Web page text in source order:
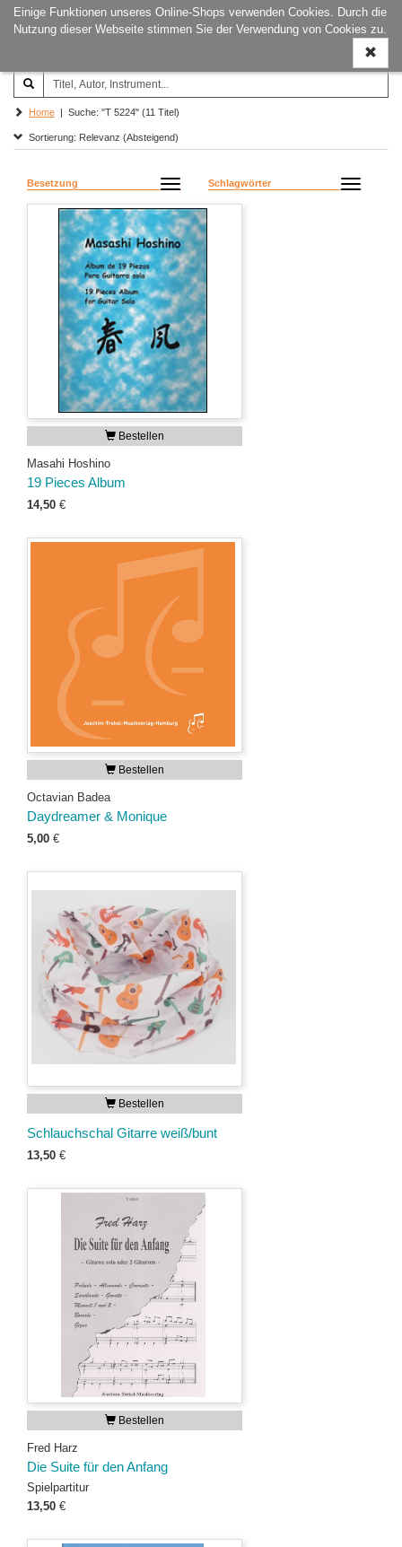
Einige Funktionen unseres Online-Shops verwenden Cookies. Durch die
Nutzung dieser Webseite stimmen Sie der Verwendung von Cookies zu.
ein-/
Joachim‐Trekel‐Musikverlag,
Hamburg
Home | Suche: "T 5224" (11 Titel)
Sortierung: Relevanz (Absteigend)
Besetzung Schlagwörter
Bestellen
Masahi Hoshino
19 Pieces Album
14,50 €
Bestellen
Octavian Badea
Daydreamer & Monique
5,00 €
Bestellen
Schlauchschal Gitarre weiß/bunt
13,50 €
Bestellen
Fred Harz
Die Suite für den Anfang
Spielpartitur
13,50 €